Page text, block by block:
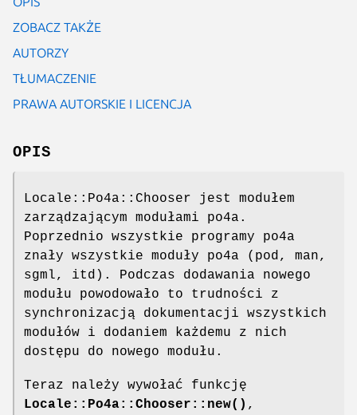
ZOBACZ TAKŻE
AUTORZY
TŁUMACZENIE
PRAWA AUTORSKIE I LICENCJA
OPIS
Locale::Po4a::Chooser jest modułem
zarządzającym modułami po4a.
Poprzednio wszystkie programy po4a
znały wszystkie moduły po4a (pod, man,
sgml, itd). Podczas dodawania nowego
modułu powodowało to trudności z
synchronizacją dokumentacji wszystkich
modułów i dodaniem każdemu z nich
dostępu do nowego modułu.
Teraz należy wywołać funkcję
Locale::Po4a::Chooser::new() ,